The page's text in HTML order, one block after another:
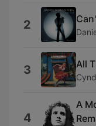
2
3 All
4
A